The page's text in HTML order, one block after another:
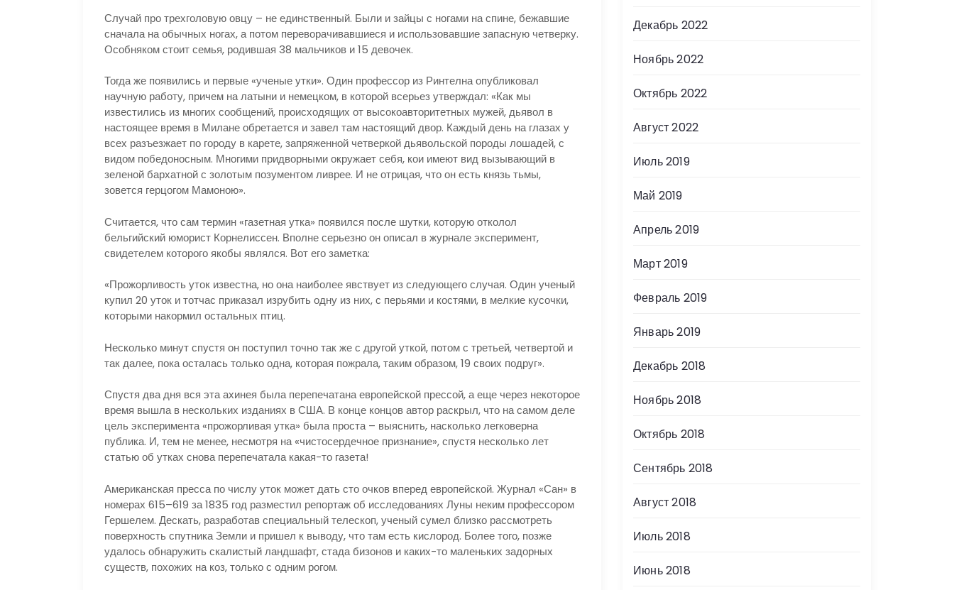
Случай про трехголовую овцу – не единственный. Были и зайцы с ногами на спине, бежавшие
сначала на обычных ногах, а потом переворачивавшиеся и использовавшие запасную четверку.
Особняком стоит семья, родившая 38 мальчиков и 15 девочек.
Тогда же появились и первые «ученые утки». Один профессор из Ринтелна опубликовал
научную работу, причем на латыни и немецком, в которой всерьез утверждал: «Как мы
известились из многих сообщений, происходящих от высокоавторитетных мужей, дьявол в
настоящее время в Милане обретается и завел там настоящий двор. Каждый день на глазах у
всех разъезжает по городу в карете, запряженной четверкой дьявольской породы лошадей, с
видом победоносным. Многими придворными окружает себя, кои имеют вид вызывающий в
зеленой бархатной с золотым позументом ливрее. И не отрицая, что он есть князь тьмы,
зовется герцогом Мамоною».
Считается, что сам термин «газетная утка» появился после шутки, которую отколол
бельгийский юморист Корнелиссен. Вполне серьезно он описал в журнале эксперимент,
свидетелем которого якобы являлся. Вот его заметка:
«Прожорливость уток известна, но она наиболее явствует из следующего случая. Один ученый
купил 20 уток и тотчас приказал изрубить одну из них, с перьями и костями, в мелкие кусочки,
которыми накормил остальных птиц.
Несколько минут спустя он поступил точно так же с другой уткой, потом с третьей, четвертой и
так далее, пока осталась только одна, которая пожрала, таким образом, 19 своих подруг».
Спустя два дня вся эта ахинея была перепечатана европейской прессой, а еще через некоторое
время вышла в нескольких изданиях в США. В конце концов автор раскрыл, что на самом деле
цель эксперимента «прожорливая утка» была проста – выяснить, насколько легковерна
публика. И, тем не менее, несмотря на «чистосердечное признание», спустя несколько лет
статью об утках снова перепечатала какая-то газета!
Американская пресса по числу уток может дать сто очков вперед европейской. Журнал «Сан» в
номерах 615–619 за 1835 год разместил репортаж об исследованиях Луны неким профессором
Гершелем. Дескать, разработав специальный телескоп, ученый сумел близко рассмотреть
поверхность спутника Земли и пришел к выводу, что там есть кислород. Более того, позже
удалось обнаружить скалистый ландшафт, стада бизонов и каких-то маленьких задорных
существ, похожих на коз, только с одним рогом.
Декабрь 2022
Ноябрь 2022
Октябрь 2022
Август 2022
Июль 2019
Май 2019
Апрель 2019
Март 2019
Февраль 2019
Январь 2019
Декабрь 2018
Ноябрь 2018
Октябрь 2018
Сентябрь 2018
Август 2018
Июль 2018
Июнь 2018